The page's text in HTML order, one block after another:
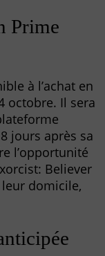
Prime
à l’achat en
octobre. Il sera
jours après sa
l’opportunité
Believer
domicile,